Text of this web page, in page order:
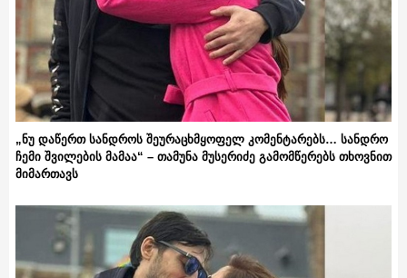
„ნუ დაწერთ სანდროს შეურაცხმყოფელ კომენტარებს… სანდრო
ჩემი შვილების მამაა“ – თამუნა მუსერიძე გამომწერებს თხოვნით
მიმართავს